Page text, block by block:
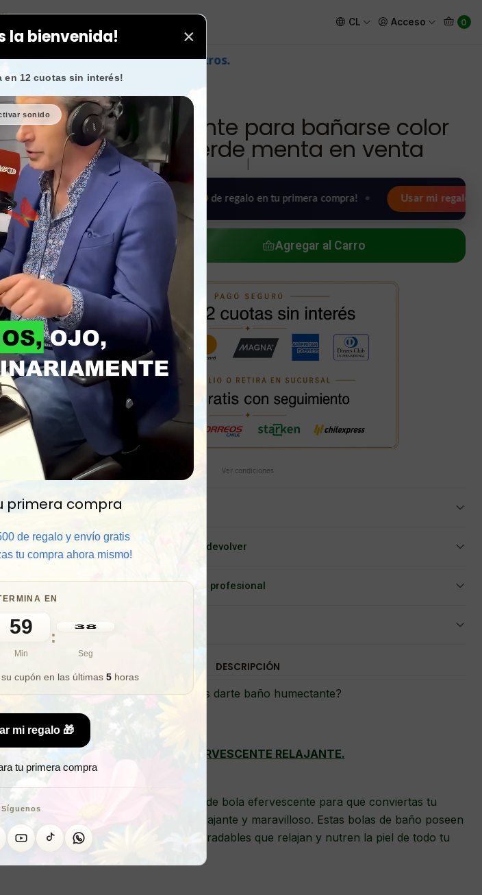
la bienvenida! ×
en 12 cuotas sin interés!
sonido
primera compra
de regalo y envío gratis
tu compra ahora mismo!
EN
59
Min
:
36
Seg
cupón en las últimas 5 horas
mi regalo 🎁
tu primera compra
Síguenos
CL Acceso 0
efervescente para bañarse color amarillo y verde menta en venta
en nosotros.
Bola efervescente para bañarse color
amarillo y verde menta en venta
🎉 Bienvenid@ 🔥 ¡Hasta de regalo en tu primera compra! • Usar mi regalo ahora 🖤
Cantidad
Agregar al Carro
Ver condiciones
📦 Comprar al por mayor
⏰ Garantía 8 meses para cambiar o devolver
🧑‍💼 Atención al cliente y/o Asesoría profesional
🎁 Lo quiero para regalo
DESCRIPCIÓN
¿Necesitas darte baño humectante?
BOLA EFERVESCENTE RELAJANTE.
Contiene sales de baño en forma de bola efervescente para que conviertas tu
baño en un tratamiento de spa relajante y maravilloso. Estas bolas de baño poseen
varias fragancias únicas y muy agradables que relajan y nutren la piel de todo tu
cuerpo.